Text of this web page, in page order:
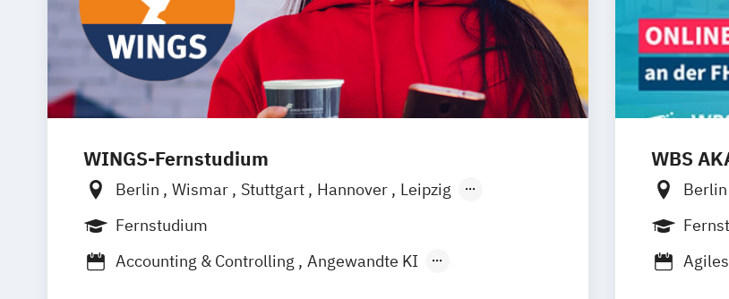
WINGS-Fernstudium
Berlin Wismar Stuttgart Hannover
Leipzig
Frankfurt am Main
Fernstudium
Accounting & Controlling
Angewandte KI
WBS
Berlin